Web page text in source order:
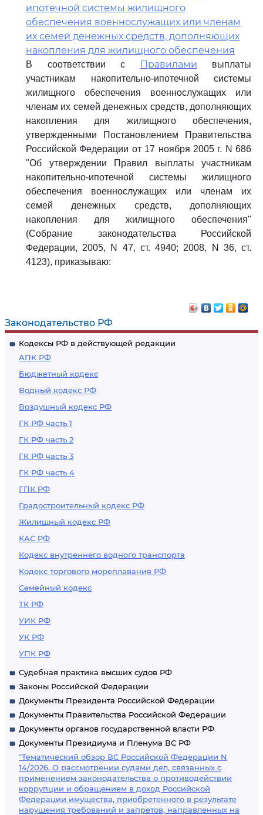
Законодательство РФ
Кодексы РФ в действующей редакции
АПК РФ
Бюджетный кодекс
Водный кодекс РФ
Воздушный кодекс РФ
ГК РФ часть 1
ГК РФ часть 2
ГК РФ часть 3
ГК РФ часть 4
ГПК РФ
Градостроительный кодекс РФ
Жилищный кодекс РФ
КАС РФ
Кодекс внутреннего водного транспорта
Кодекс торгового мореплавания РФ
Семейный кодекс
ТК РФ
УИК РФ
УК РФ
УПК РФ
Судебная практика высших судов РФ
Законы Российской Федерации
Документы Президента Российской Федерации
Документы Правительства Российской Федерации
Документы органов государственной власти РФ
Документы Президиума и Пленума ВС РФ
"Тематический обзор ВС Российской Федерации N
14/2026. О рассмотрении судами дел, связанных с
применением законодательства о противодействии
коррупции и обращением в доход Российской
Федерации имущества, приобретенного в результате
нарушения требований и запретов, направленных на
ипотечной системы жилищного
обеспечения военнослужащих или членам
их семей денежных средств, дополняющих
накопления для жилищного обеспечения
В соответствии с Правилами выплаты
участникам накопительно-ипотечной системы
жилищного обеспечения военнослужащих или
членам их семей денежных средств, дополняющих
накопления для жилищного обеспечения,
утвержденными Постановлением Правительства
Российской Федерации от 17 ноября 2005 г. N 686
"Об утверждении Правил выплаты участникам
накопительно-ипотечной системы жилищного
обеспечения военнослужащих или членам их
семей денежных средств, дополняющих
накопления для жилищного обеспечения"
(Собрание законодательства Российской
Федерации, 2005, N 47, ст. 4940; 2008, N 36, ст.
4123), приказываю: